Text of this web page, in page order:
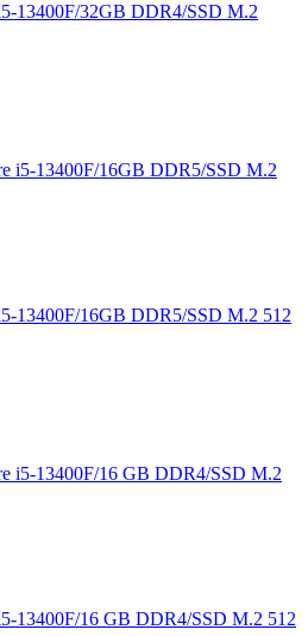
13400F/32GB DDR4/SSD M.2
13400F/16GB DDR5/SSD M.2 512
13400F/16 GB DDR4/SSD M.2 512